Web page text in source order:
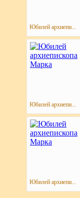
Юбилей архиепи...
Юбилей архиепи...
Юбилей архиепи...